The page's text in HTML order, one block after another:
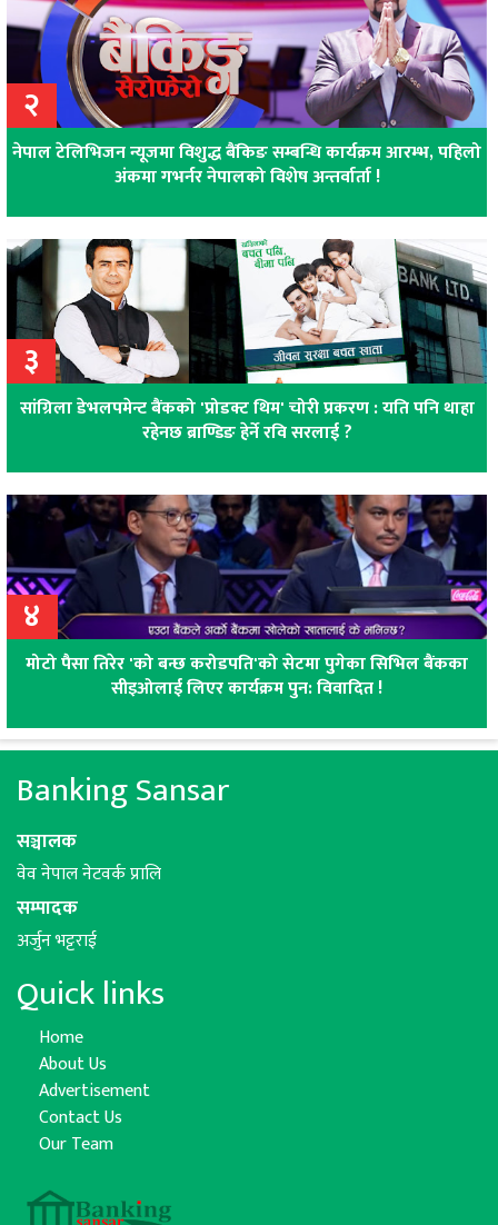
२
नेपाल टेलिभिजन न्यूजमा विशुद्ध बैंकिङ सम्बन्धि कार्यक्रम आरम्भ, पहिलो
अंकमा गभर्नर नेपालको विशेष अन्तर्वार्ता !
३
सांग्रिला डेभलपमेन्ट बैंकको 'प्रोडक्ट थिम' चोरी प्रकरण : यति पनि थाहा
रहेनछ ब्राण्डिङ हेर्ने रवि सरलाई ?
४
मोटो पैसा तिरेर 'को बन्छ करोडपति'को सेटमा पुगेका सिभिल बैंकका
सीइओलाई लिएर कार्यक्रम पुन: विवादित !
Banking Sansar
सञ्चालक
वेव नेपाल नेटवर्क प्रालि
सम्पादक
अर्जुन भट्टराई
Quick links
Home
About Us
Advertisement
Contact Us
Our Team